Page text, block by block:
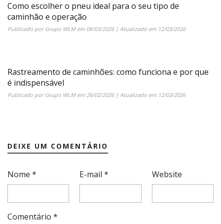
Como escolher o pneu ideal para o seu tipo de
caminhão e operação
Publicado porGrupo WLMem 06/03/2026| Atualizado em 12/03/2026
Rastreamento de caminhões: como funciona e por que
é indispensável
Publicado porGrupo WLMem26/02/2026| Atualizado em 12/03/2026
DEIXE UM COMENTÁRIO
Nome * E-mail* Website
Comentário *